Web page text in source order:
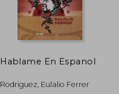
5%
Hablame En Espanol
Rodriguez, Eulalio Ferrer